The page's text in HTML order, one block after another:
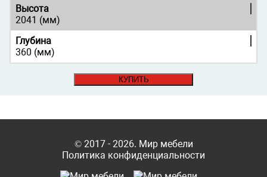
Высота
2041 (мм)
Глубина
360 (мм)
КУПИТЬ
© 2017 - 2026. Мир мебели
Политика конфиденциальности